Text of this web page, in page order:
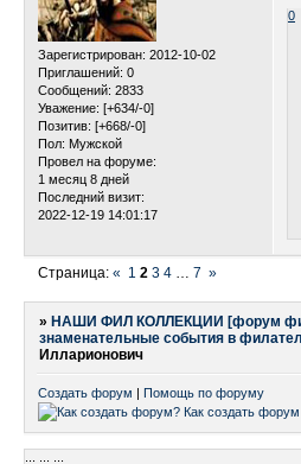
Зарегистрирован: 2012-10-02
Приглашений: 0
Сообщений: 2833
Уважение: [+634/-0]
Позитив: [+668/-0]
Пол: Мужской
Провел на форуме:
1 месяц 8 дней
Последний визит:
2022-12-19 14:01:17
0
Страница:« 1 2 3 4 7 »
» НАШИ ФИЛ КОЛЛЕКЦИИ [форум
знаменательные события в
Илларионович
Создать форум | Помощь по форуму